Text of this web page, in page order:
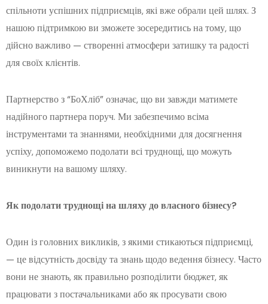
спільноти успішних підприємців, які вже обрали цей шлях. З
нашою підтримкою ви зможете зосередитись на тому, що
дійсно важливо — створенні атмосфери затишку та радості
для своїх клієнтів.
Партнерство з “БоХліб” означає, що ви завжди матимете
надійного партнера поруч. Ми забезпечимо всіма
інструментами та знаннями, необхідними для досягнення
успіху, допоможемо подолати всі труднощі, що можуть
виникнути на вашому шляху.
Як подолати труднощі на шляху до власного бізнесу?
Один із головних викликів, з якими стикаються підприємці,
— це відсутність досвіду та знань щодо ведення бізнесу. Часто
вони не знають, як правильно розподілити бюджет, як
працювати з постачальниками або як просувати свою